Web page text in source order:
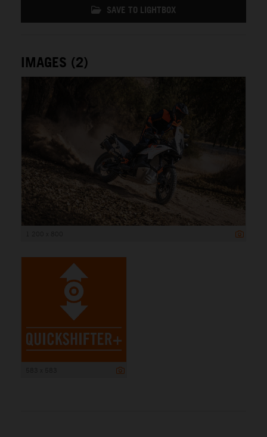
SAVE TO LIGHTBOX
IMAGES (2)